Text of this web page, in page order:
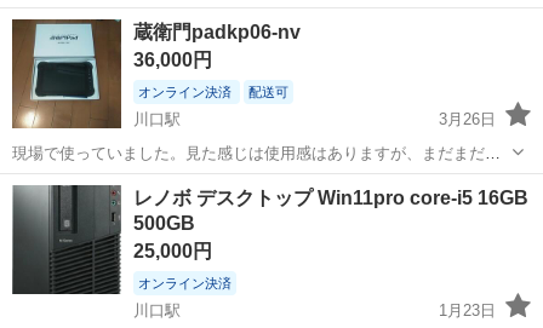
ブ: 内蔵タイプ CPUコア数: 4 CPUナンバー(新): I7−4700HQ CPUメー
カー: INTEL OS VER...
埼玉 川口市 川口駅 ノートパソコン
蔵衛門padkp06-nv
36,000円
オンライン決済 配送可
川口駅
3月26日
現場で使っていました。見た感じは使用感はありますが、まだまだ使
えると思います!不具合な所もなく普通に使えます。値下げも考えてい
るので必要な方どうぞ！
埼玉 川口市 川口駅 タブレットPC
レノボ デスクトップ Win11pro core-i5 16GB
500GB
25,000円
オンライン決済
川口駅 1月23日